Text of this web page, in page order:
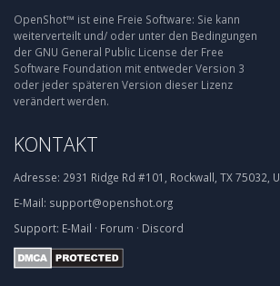
OpenShot™ ist eine Freie Software: Sie kann
weiterverteilt und/ oder unter den Bedingungen
der GNU General Public License der Free
Software Foundation mit entweder Version 3
oder jeder späteren Version dieser Lizenz
verändert werden.
KONTAKT
Adresse: 2931 Ridge Rd #101, Rockwall, TX 75032,
E-Mail: support@openshot.org
Support: E-Mail · Forum · Discord